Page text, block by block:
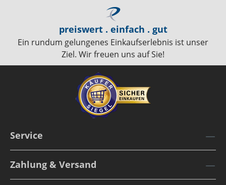
preiswert . einfach . gut
Ein rundum gelungenes Einkaufserlebnis ist unser
Ziel. Wir freuen uns auf Sie!
Service
Zahlung & Versand